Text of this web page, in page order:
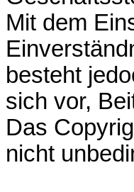
Mit dem
besteht
sich vor,
Das
nicht